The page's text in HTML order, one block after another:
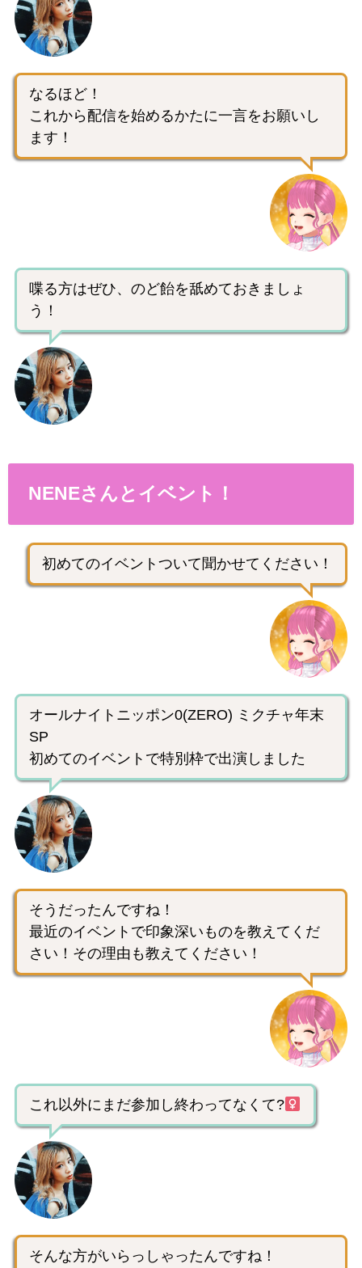
なるほど！
これから配信を始めるかたに一言をお願いし
ます！
喋る方はぜひ、のど飴を舐めておきましょ
う！
NENEさんとイベント！
初めてのイベントついて聞かせてください！
オールナイトニッポン0(ZERO) ミクチャ年末
SP
初めてのイベントで特別枠で出演しました
そうだったんですね！
最近のイベントで印象深いものを教えてくだ
さい！その理由も教えてください！
これ以外にまだ参加し終わってなくて?‍
そんな方がいらっしゃったんですね！